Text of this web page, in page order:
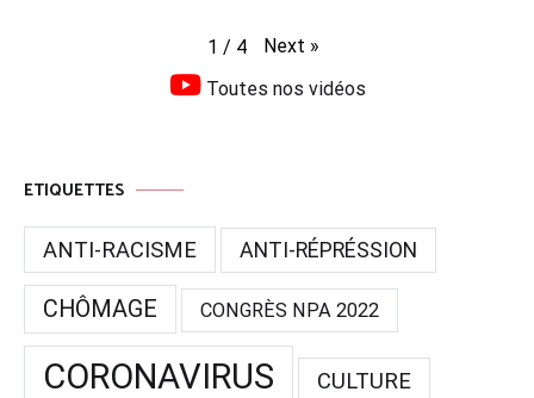
1 / 4 Next »
Toutes nos vidéos
ETIQUETTES
ANTI-RACISME ANTI-RÉPRÉSSION
CHÔMAGE CONGRÈS NPA 2022
CORONAVIRUS CULTURE